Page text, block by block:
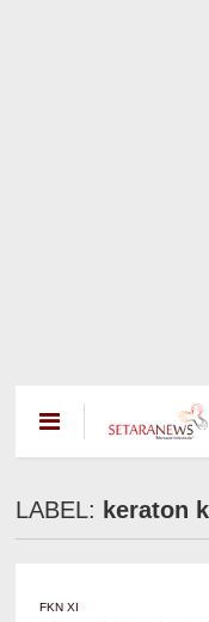
LABEL: keraton
FKN XI